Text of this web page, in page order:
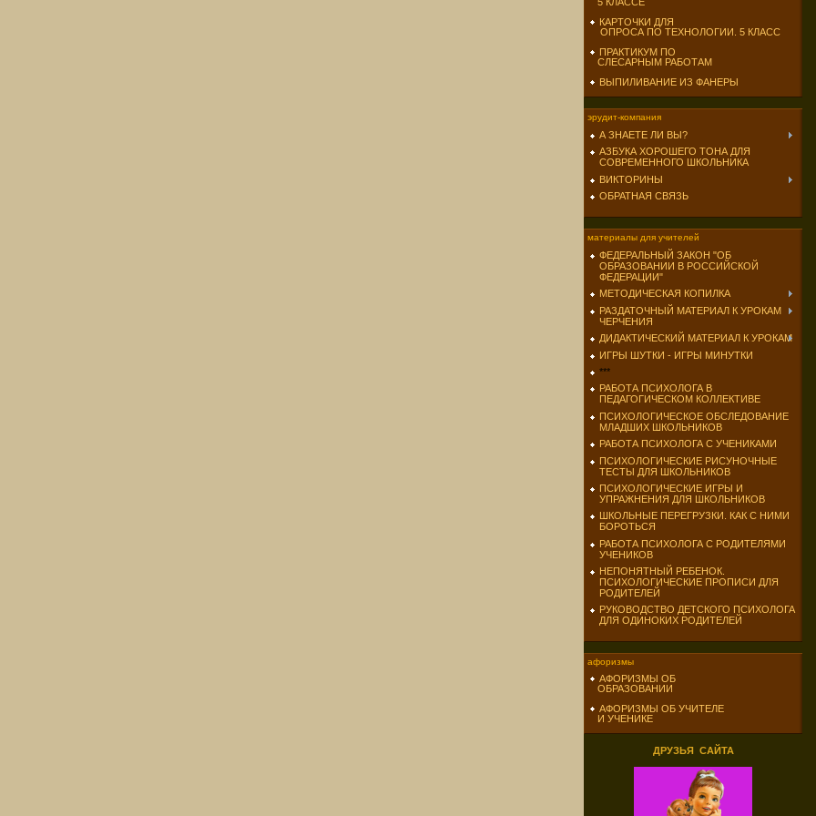
КАРТОЧКИ ДЛЯ
ОПРОСА ПО ТЕХНОЛОГИИ. 5 КЛАСС
ПРАКТИКУМ ПО
СЛЕСАРНЫМ РАБОТАМ
ВЫПИЛИВАНИЕ ИЗ ФАНЕРЫ
эрудит-компания
А ЗНАЕТЕ ЛИ ВЫ?
АЗБУКА ХОРОШЕГО ТОНА ДЛЯ
СОВРЕМЕННОГО ШКОЛЬНИКА
ВИКТОРИНЫ
ОБРАТНАЯ СВЯЗЬ
материалы для учителей
ФЕДЕРАЛЬНЫЙ ЗАКОН "ОБ
ОБРАЗОВАНИИ В РОССИЙСКОЙ
ФЕДЕРАЦИИ"
МЕТОДИЧЕСКАЯ КОПИЛКА
РАЗДАТОЧНЫЙ МАТЕРИАЛ К УРОКАМ
ЧЕРЧЕНИЯ
ДИДАКТИЧЕСКИЙ МАТЕРИАЛ К УРОКАМ
ИГРЫ ШУТКИ - ИГРЫ МИНУТКИ
***
РАБОТА ПСИХОЛОГА В
ПЕДАГОГИЧЕСКОМ КОЛЛЕКТИВЕ
ПСИХОЛОГИЧЕСКОЕ ОБСЛЕДОВАНИЕ
МЛАДШИХ ШКОЛЬНИКОВ
РАБОТА ПСИХОЛОГА С УЧЕНИКАМИ
ПСИХОЛОГИЧЕСКИЕ РИСУНОЧНЫЕ
ТЕСТЫ ДЛЯ ШКОЛЬНИКОВ
ПСИХОЛОГИЧЕСКИЕ ИГРЫ И
УПРАЖНЕНИЯ ДЛЯ ШКОЛЬНИКОВ
ШКОЛЬНЫЕ ПЕРЕГРУЗКИ. КАК С НИМИ
БОРОТЬСЯ
РАБОТА ПСИХОЛОГА С РОДИТЕЛЯМИ
УЧЕНИКОВ
НЕПОНЯТНЫЙ РЕБЕНОК.
ПСИХОЛОГИЧЕСКИЕ ПРОПИСИ ДЛЯ
РОДИТЕЛЕЙ
РУКОВОДСТВО ДЕТСКОГО ПСИХОЛОГА
ДЛЯ ОДИНОКИХ РОДИТЕЛЕЙ
афоризмы
АФОРИЗМЫ ОБ
ОБРАЗОВАНИИ
АФОРИЗМЫ ОБ УЧИТЕЛЕ
И УЧЕНИКЕ
ДРУЗЬЯ САЙТА